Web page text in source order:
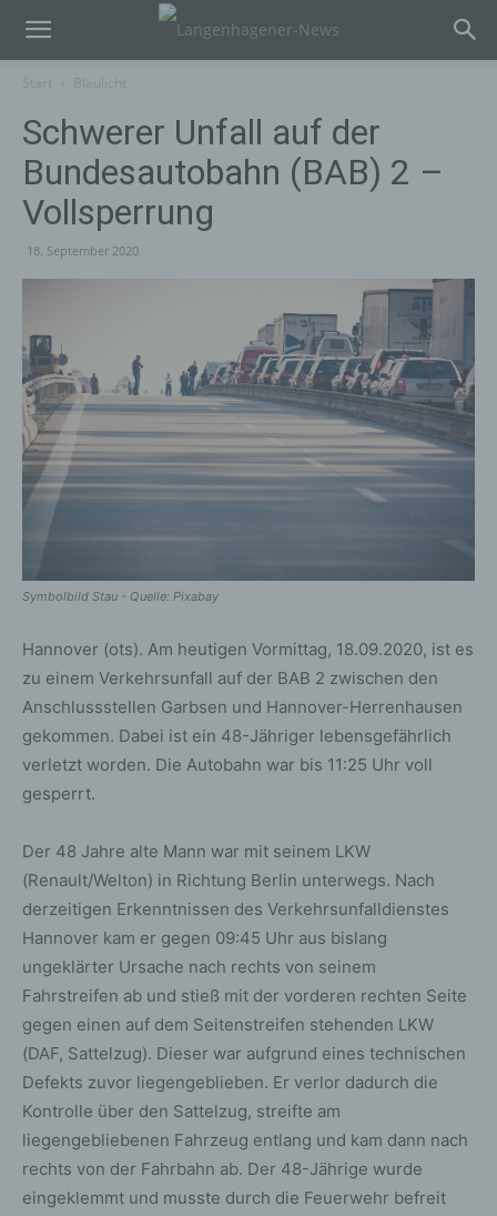
Schwerer Unfall auf der
Bundesautobahn (BAB) 2 –
Vollsperrung
18. September 2020
Symbolbild Stau - Quelle: Pixabay
Hannover (ots). Am heutigen Vormittag, 18.09.2020, ist es
zu einem Verkehrsunfall auf der BAB 2 zwischen den
Anschlussstellen Garbsen und Hannover-Herrenhausen
gekommen. Dabei ist ein 48-Jähriger lebensgefährlich
verletzt worden. Die Autobahn war bis 11:25 Uhr voll
gesperrt.
Der 48 Jahre alte Mann war mit seinem LKW
(Renault/Welton) in Richtung Berlin unterwegs. Nach
derzeitigen Erkenntnissen des Verkehrsunfalldienstes
Hannover kam er gegen 09:45 Uhr aus bislang
ungeklärter Ursache nach rechts von seinem
Fahrstreifen ab und stieß mit der vorderen rechten Seite
gegen einen auf dem Seitenstreifen stehenden LKW
(DAF, Sattelzug). Dieser war aufgrund eines technischen
Defekts zuvor liegengeblieben. Er verlor dadurch die
Kontrolle über den Sattelzug, streifte am
liegengebliebenen Fahrzeug entlang und kam dann nach
rechts von der Fahrbahn ab. Der 48-Jährige wurde
eingeklemmt und musste durch die Feuerwehr befreit